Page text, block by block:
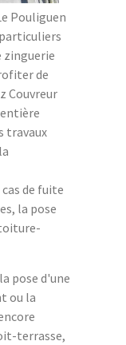
Pouliguen
zinguerie
de
Couvreur
travaux
de fuite
la pose
pose d'une
ou la
terrasse,